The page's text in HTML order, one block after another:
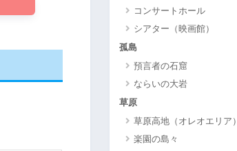
コンサートホール
シアター（映画館）
孤島
預言者の石窟
ならいの大岩
草原
草原高地（オレオエリア）
楽園の島々